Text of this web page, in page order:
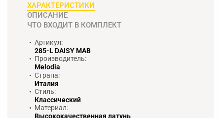
ХАРАКТЕРИСТИКИ
ОПИСАНИЕ
ЧТО ВХОДИТ В КОМПЛЕКТ
Артикул:
285-L DAISY MAB
Производитель:
Melodia
Страна:
Италия
Стиль:
Классический
Материал:
Высококачественная латунь